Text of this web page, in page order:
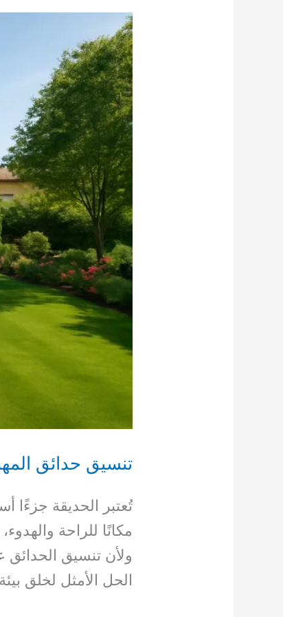
تنسيق حدائق
تُعتبر الحديقة جزءًا
مكانًا للراحة
ولأن تنسيق الحدائق
الحل الأمثل لخلق